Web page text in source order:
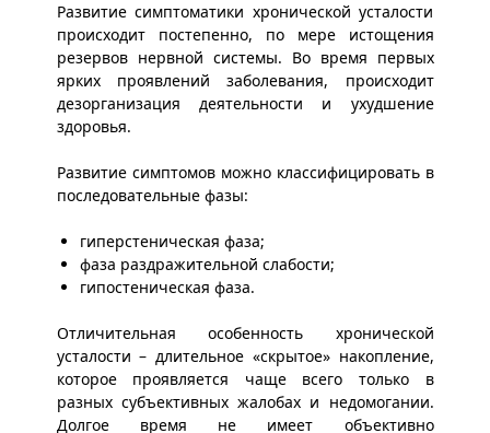
Развитие симптоматики хронической усталости
происходит постепенно, по мере истощения
резервов нервной системы. Во время первых
ярких проявлений заболевания, происходит
дезорганизация деятельности и ухудшение
здоровья.
Развитие симптомов можно классифицировать в
последовательные фазы:
гиперстеническая фаза;
фаза раздражительной слабости;
гипостеническая фаза.
Отличительная особенность хронической
усталости – длительное «скрытое» накопление,
которое проявляется чаще всего только в
разных субъективных жалобах и недомогании.
Долгое время не имеет объективно